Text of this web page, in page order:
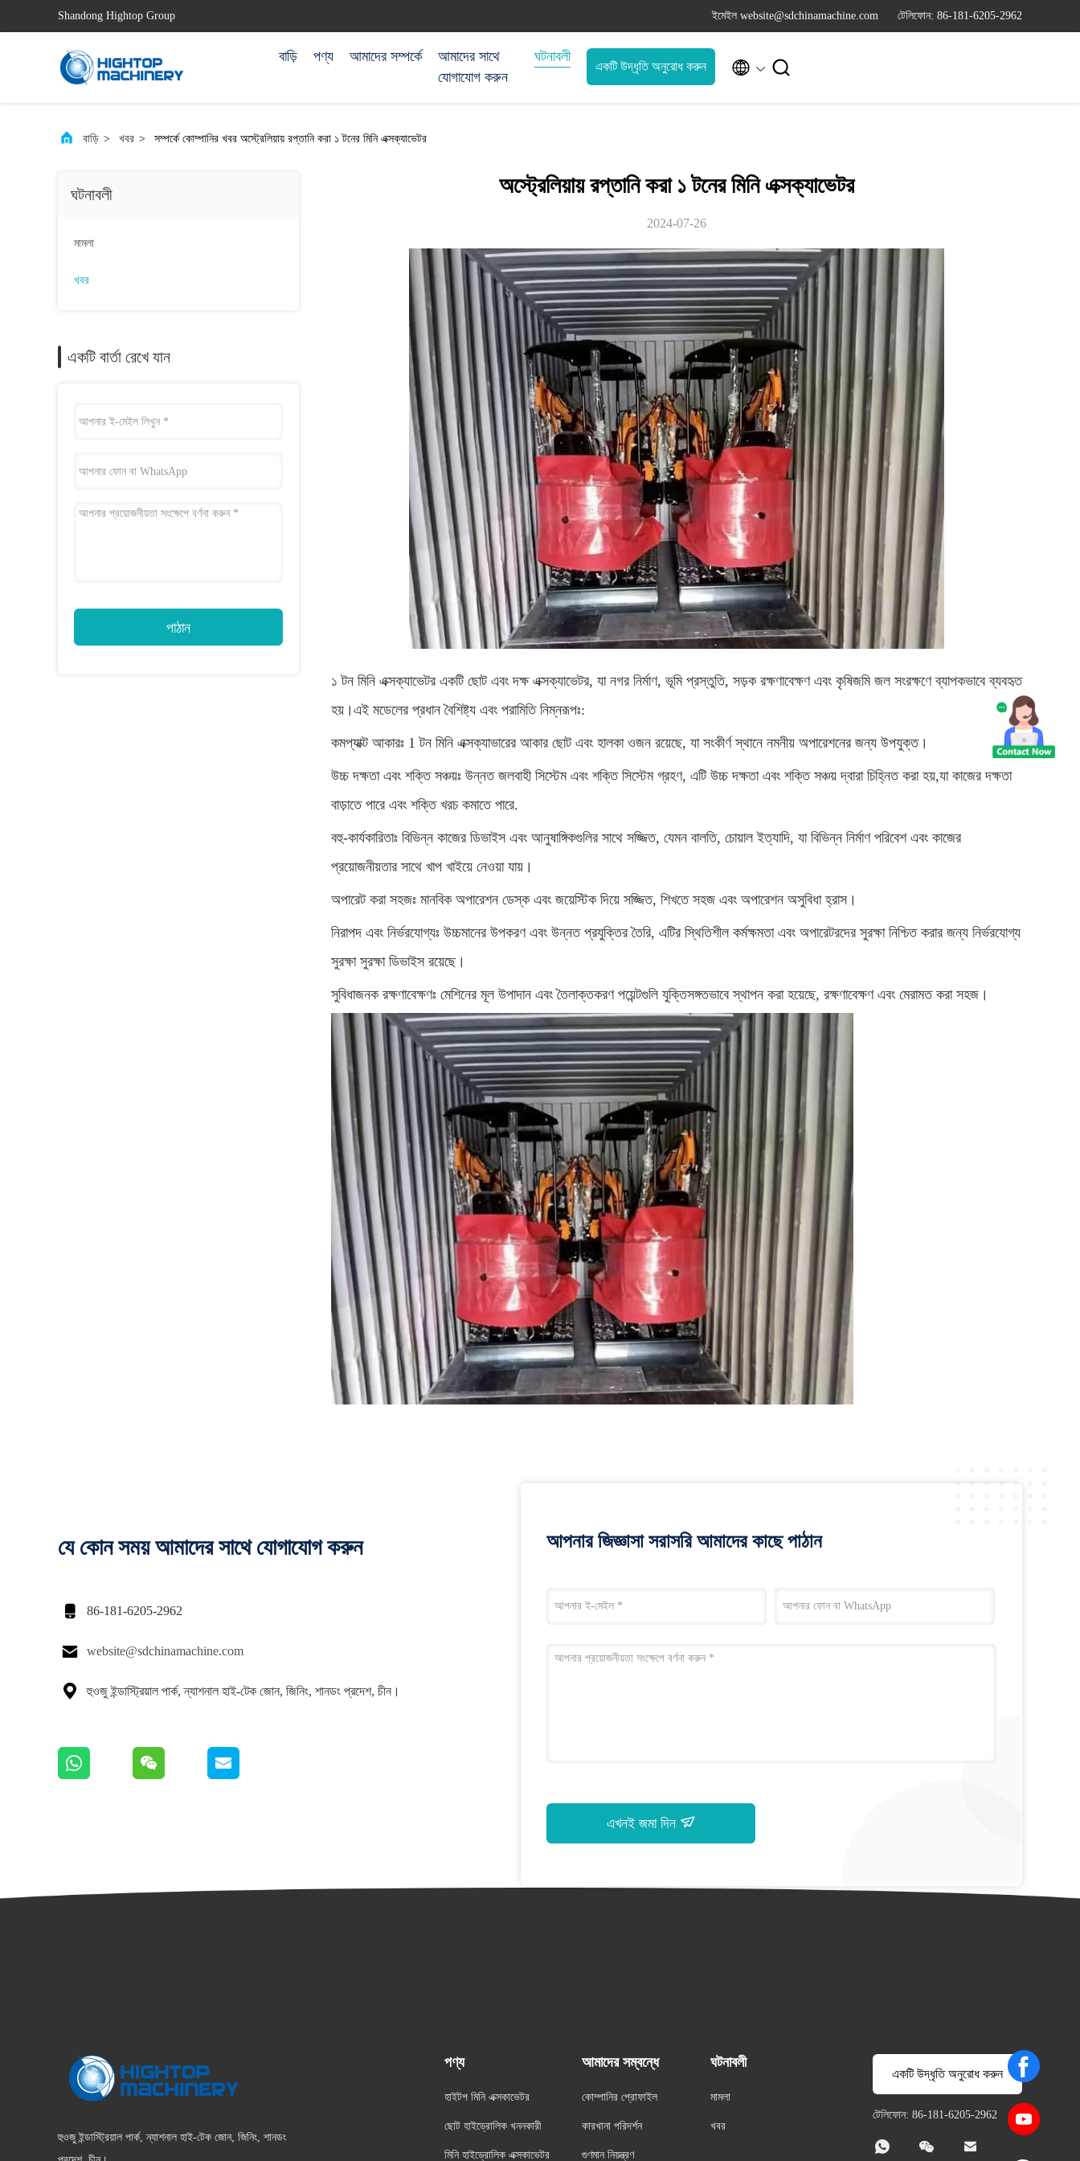
Shandong Hightop Group ইমেইল website@sdchinamachine.com টেলিফোন: 86-181-6205-2962
বাড়ি পণ্য আমাদের সম্পর্কে
আমাদের সাথে
যোগাযোগ করুন
ঘটনাবলী
একটি উদ্ধৃতি অনুরোধ করুন  
বাড়ি > খবর > সম্পর্কে কোম্পানির খবর অস্ট্রেলিয়ায় রপ্তানি করা ১ টনের মিনি এক্সক্যাভেটর
ঘটনাবলী
মামলা
খবর
একটি বার্তা রেখে যান
পাঠান
অস্ট্রেলিয়ায় রপ্তানি করা ১ টনের মিনি এক্সক্যাভেটর
2024-07-26
১ টন মিনি এক্সক্যাভেটর একটি ছোট এবং দক্ষ এক্সক্যাভেটর, যা নগর নির্মাণ, ভূমি প্রস্তুতি, সড়ক রক্ষণাবেক্ষণ এবং কৃষিজমি জল সংরক্ষণে ব্যাপকভাবে ব্যবহৃত
হয়।এই মডেলের প্রধান বৈশিষ্ট্য এবং পরামিতি নিম্নরূপঃ:
কমপ্যাক্ট আকারঃ 1 টন মিনি এক্সক্যাভারের আকার ছোট এবং হালকা ওজন রয়েছে, যা সংকীর্ণ স্থানে নমনীয় অপারেশনের জন্য উপযুক্ত।
উচ্চ দক্ষতা এবং শক্তি সঞ্চয়ঃ উন্নত জলবাহী সিস্টেম এবং শক্তি সিস্টেম গ্রহণ, এটি উচ্চ দক্ষতা এবং শক্তি সঞ্চয় দ্বারা চিহ্নিত করা হয়,যা কাজের দক্ষতা
বাড়াতে পারে এবং শক্তি খরচ কমাতে পারে.
বহু-কার্যকারিতাঃ বিভিন্ন কাজের ডিভাইস এবং আনুষাঙ্গিকগুলির সাথে সজ্জিত, যেমন বালতি, চোয়াল ইত্যাদি, যা বিভিন্ন নির্মাণ পরিবেশ এবং কাজের
প্রয়োজনীয়তার সাথে খাপ খাইয়ে নেওয়া যায়।
অপারেট করা সহজঃ মানবিক অপারেশন ডেস্ক এবং জয়েস্টিক দিয়ে সজ্জিত, শিখতে সহজ এবং অপারেশন অসুবিধা হ্রাস।
নিরাপদ এবং নির্ভরযোগ্যঃ উচ্চমানের উপকরণ এবং উন্নত প্রযুক্তির তৈরি, এটির স্থিতিশীল কর্মক্ষমতা এবং অপারেটরদের সুরক্ষা নিশ্চিত করার জন্য নির্ভরযোগ্য
সুরক্ষা সুরক্ষা ডিভাইস রয়েছে।
সুবিধাজনক রক্ষণাবেক্ষণঃ মেশিনের মূল উপাদান এবং তৈলাক্তকরণ পয়েন্টগুলি যুক্তিসঙ্গতভাবে স্থাপন করা হয়েছে, রক্ষণাবেক্ষণ এবং মেরামত করা সহজ।
যে কোন সময় আমাদের সাথে যোগাযোগ করুন
 86-181-6205-2962
 website@sdchinamachine.com
 হুওজু ইন্ডাস্ট্রিয়াল পার্ক, ন্যাশনাল হাই-টেক জোন, জিনিং, শানডং প্রদেশ, চীন।
আপনার জিজ্ঞাসা সরাসরি আমাদের কাছে পাঠান
এখনই জমা দিন
হুওজু ইন্ডাস্ট্রিয়াল পার্ক, ন্যাশনাল হাই-টেক জোন, জিনিং, শানডং
পণ্য
হাইটপ মিনি এক্সকাভেটর
ছোট হাইড্রোলিক খননকারী
মিনি হাইড্রোলিক এক্সকাভেটর
আমাদের সম্বন্ধে
কোম্পানির প্রোফাইল
কারখানা পরিদর্শন
গুণমান নিয়ন্ত্রণ
ঘটনাবলী
মামলা
খবর
একটি উদ্ধৃতি অনুরোধ করুন
টেলিফোন: 86-181-6205-2962
  